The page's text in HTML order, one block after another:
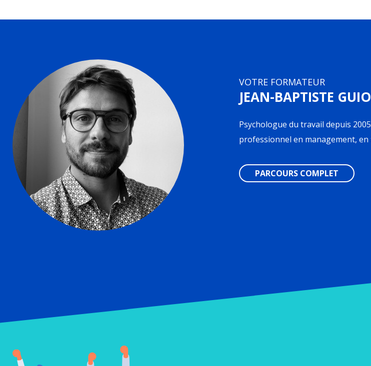
VOTRE FORMATEUR
JEAN-BAPTISTE
Psychologue du travail depuis
professionnel en management,
PARCOURS COMPLET